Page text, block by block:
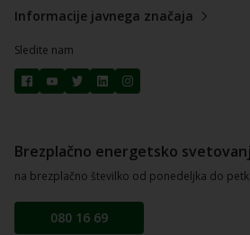
Informacije javnega značaja
Sledite nam
Brezplačno energetsko
na brezplačno številko od ponedeljka do
080 16 69